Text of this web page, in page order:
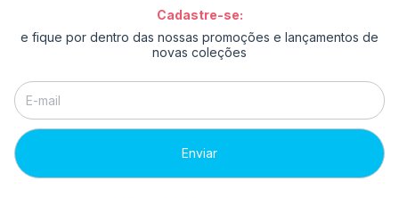
Cadastre-se:
e fique por dentro das nossas promoções e lançamentos de
novas coleções